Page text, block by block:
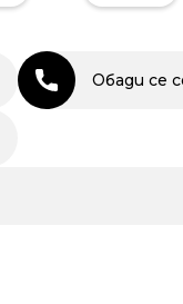
Обади се